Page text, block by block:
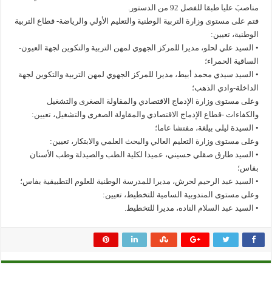
مناصبَ عليا طبقا للفصل 92 من الدستور.
فتم على مستوى وزارة التربية الوطنية والتعليم الأولي والرياضة- قطاع التربية
الوطنية، تعيين:
• السيد علي لحلو، مديرا للمركز الجهوي لمهن التربية والتكوين لجهة العيون-
الساقية الحمراء؛
• السيد سيدي محمد أبيط، مديرا للمركز الجهوي لمهن التربية والتكوين لجهة
الداخلة-وادي الذهب؛
وعلى مستوى وزارة الإدماج الاقتصادي والمقاولة الصغرى والتشغيل
والكفاءات -قطاع الإدماج الاقتصادي والمقاولة الصغرى والتشغيل، تعيين:
• السيدة ليلى بيلغة، مفتشا عاما؛
وعلى مستوى وزارة التعليم العالي والبحث العلمي والابتكار، تعيين:
• السيد طارق صقلي حسيني، عميدا لكلية الطب والصيدلة وطب الأسنان
بفاس؛
• السيد عبد الرحيم لحرش، مديرا للمدرسة الوطنية للعلوم التطبيقية بفاس؛
وعلى مستوى المندوبية السامية للتخطيط، تعيين:
• السيد عبد السلام الناده، مديرا للتخطيط.